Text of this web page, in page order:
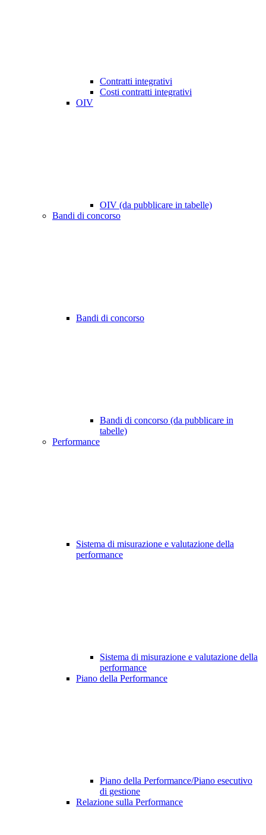
Contratti integrativi
Costi contratti integrativi
OIV
OIV (da pubblicare in tabelle)
Bandi di concorso
Bandi di concorso
Bandi di concorso (da pubblicare in
tabelle)
Performance
Sistema di misurazione e valutazione della
performance
Sistema di misurazione e valutazione della
performance
Piano della Performance
Piano della Performance/Piano esecutivo
di gestione
Relazione sulla Performance